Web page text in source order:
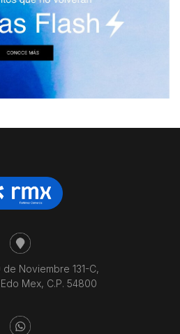
Noviembre 131-C,
Mex, C.P. 54800